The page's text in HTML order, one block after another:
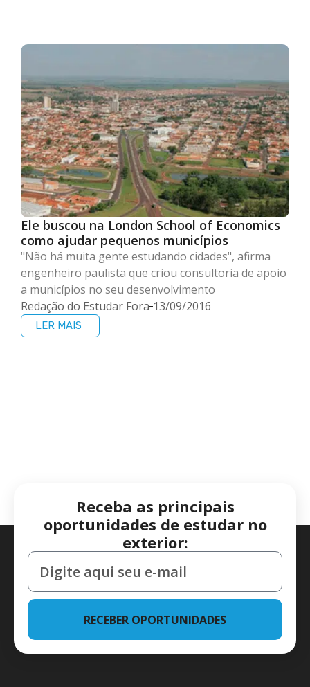
Ele buscou na London School of Economics
como ajudar pequenos municípios
"Não há muita gente estudando cidades", afirma
engenheiro paulista que criou consultoria de apoio
a municípios no seu desenvolvimento
Redação do Estudar Fora 13/09/2016
LER MAIS
Receba as principais
oportunidades de estudar no
exterior:
RECEBER OPORTUNIDADES